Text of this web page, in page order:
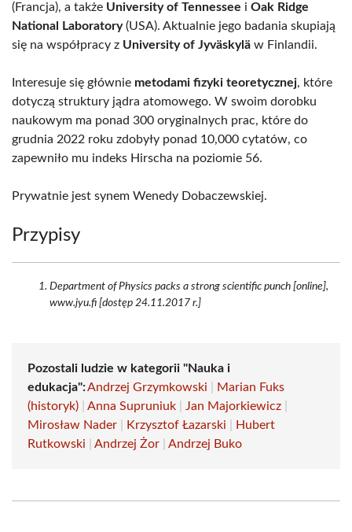
(Francja), a także University of Tennessee i Oak Ridge
National Laboratory(USA). Aktualnie jego badania skupiają
się na współpracy z University of Jyväskylä w Finlandii.
Interesuje się głównie metodami fizyki teoretycznej, które
dotyczą struktury jądra atomowego. W swoim dorobku
naukowym ma ponad 300 oryginalnych prac, które do
grudnia 2022 roku zdobyły ponad 10,000 cytatów, co
zapewniło mu indeks Hirscha na poziomie 56.
Prywatnie jest synem Wenedy Dobaczewskiej.
Przypisy
Department of Physics packs a strong scientific punch [online],
www.jyu.fi [dostęp 24.11.2017 r.]
Pozostali ludzie w kategorii "Nauka i
edukacja":Andrzej Grzymkowski
Marian Fuks
(historyk)
Anna Supruniuk Jan Majorkiewicz
Mirosław Nader
Krzysztof Łazarski
Hubert
Rutkowski
Andrzej Żor Andrzej Buko